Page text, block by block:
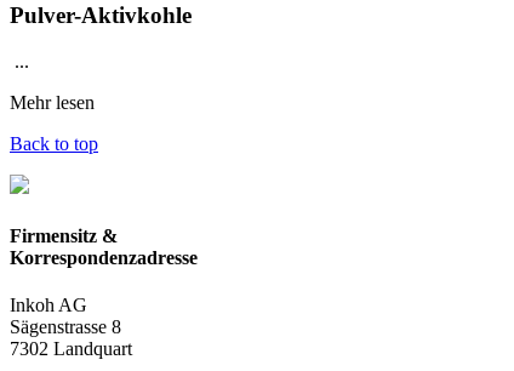
Pulver-Aktivkohle
...
Mehr lesen
Back to top
Firmensitz &
Korrespondenzadresse
Inkoh AG
Sägenstrasse 8
7302 Landquart